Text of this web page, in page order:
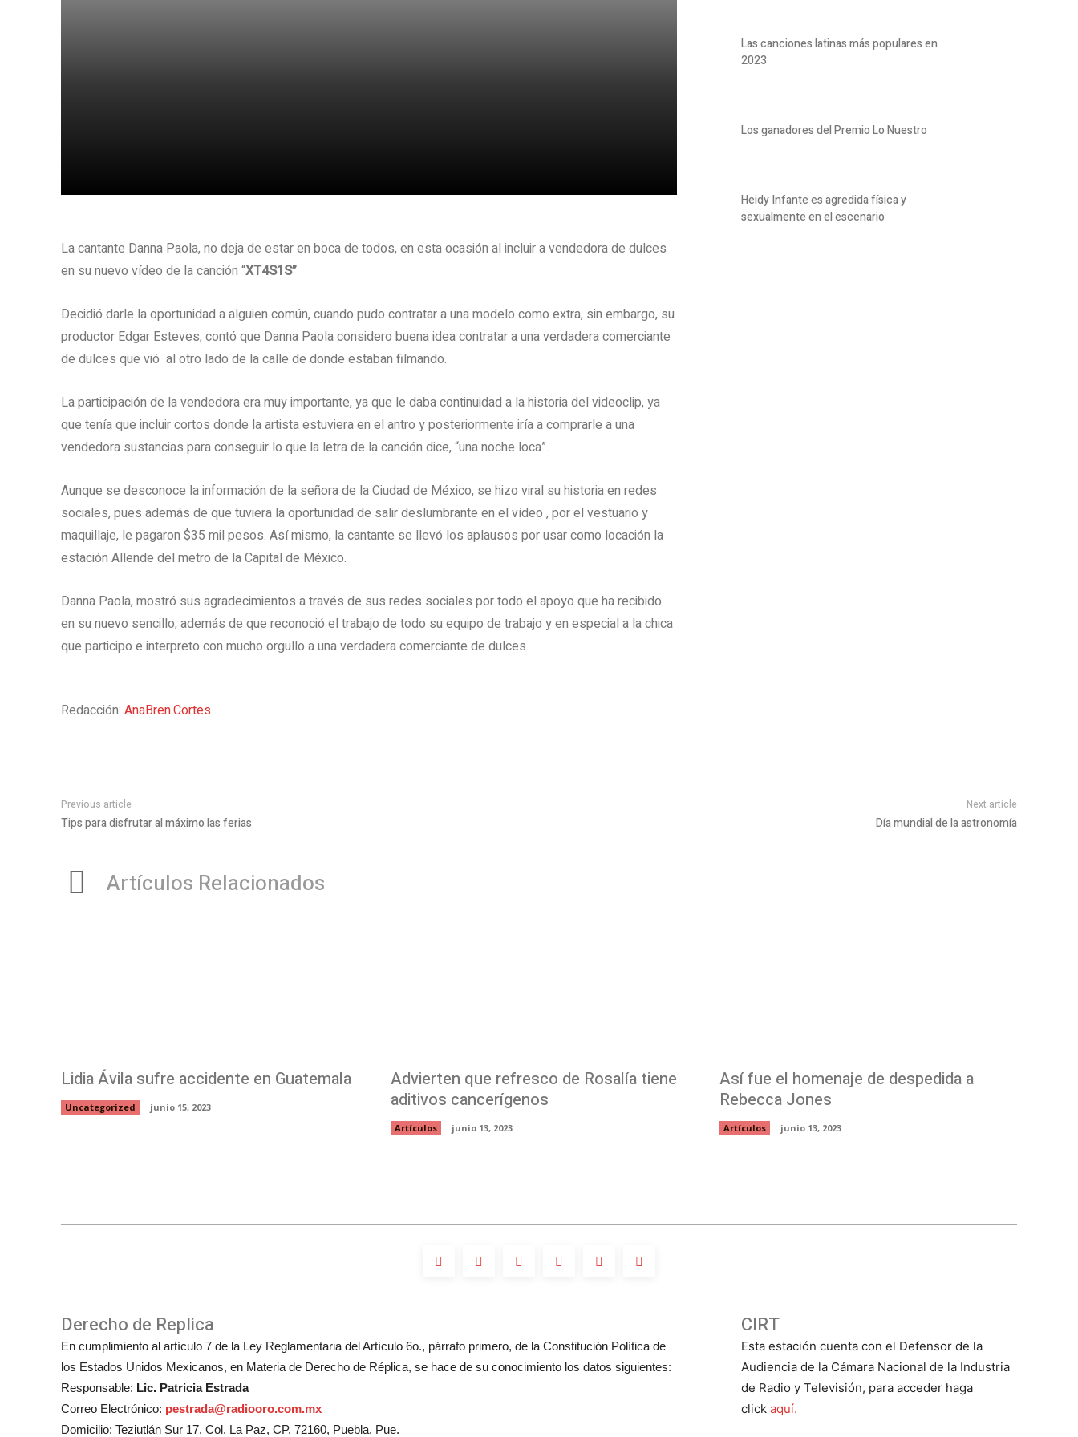
La cantante Danna Paola, no deja de estar en boca de todos, en esta ocasión al incluir a vendedora de dulces
en su nuevo vídeo de la canción “XT4S1S”
Decidió darle la oportunidad a alguien común, cuando pudo contratar a una modelo como extra, sin embargo, su
productor Edgar Esteves, contó que Danna Paola considero buena idea contratar a una verdadera comerciante
de dulces que vió al otro lado de la calle de donde estaban filmando.
La participación de la vendedora era muy importante, ya que le daba continuidad a la historia del videoclip, ya
que tenía que incluir cortos donde la artista estuviera en el antro y posteriormente iría a comprarle a una
vendedora sustancias para conseguir lo que la letra de la canción dice, “una noche loca”.
Aunque se desconoce la información de la señora de la Ciudad de México, se hizo viral su historia en redes
sociales, pues además de que tuviera la oportunidad de salir deslumbrante en el vídeo , por el vestuario y
maquillaje, le pagaron $35 mil pesos. Así mismo, la cantante se llevó los aplausos por usar como locación la
estación Allende del metro de la Capital de México.
Danna Paola, mostró sus agradecimientos a través de sus redes sociales por todo el apoyo que ha recibido
en su nuevo sencillo, además de que reconoció el trabajo de todo su equipo de trabajo y en especial a la chica
que participo e interpreto con mucho orgullo a una verdadera comerciante de dulces.
Redacción: AnaBren.Cortes
Las canciones latinas más populares en
2023
Los ganadores del Premio Lo Nuestro
Heidy Infante es agredida física y
sexualmente en el escenario
Previous article
Tips para disfrutar al máximo las ferias
Next article
Día mundial de la astronomía
Artículos Relacionados
Lidia Ávila sufre accidente en Guatemala
Uncategorized junio 15, 2023
Advierten que refresco de Rosalía tiene
aditivos cancerígenos
Artículos junio 13, 2023
Así fue el homenaje de despedida a
Rebecca Jones
Artículos junio 13, 2023
Derecho de Replica
En cumplimiento al artículo 7 de la Ley Reglamentaria del Artículo 6o., párrafo primero, de la Constitución Política de
los Estados Unidos Mexicanos, en Materia de Derecho de Réplica, se hace de su conocimiento los datos siguientes:
Responsable: Lic. Patricia Estrada
Correo Electrónico: pestrada@radiooro.com.mx
Domicilio: Teziutlán Sur 17, Col. La Paz, CP. 72160, Puebla, Pue.
CIRT
Esta estación cuenta con el Defensor de la
Audiencia de la Cámara Nacional de la Industria
de Radio y Televisión, para acceder haga
click aquí.